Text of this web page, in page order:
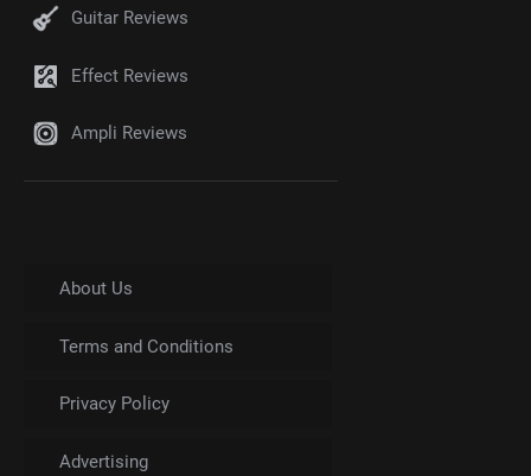
Guitar Reviews
Effect Reviews
Ampli Reviews
About Us
Terms and Conditions
Privacy Policy
Advertising